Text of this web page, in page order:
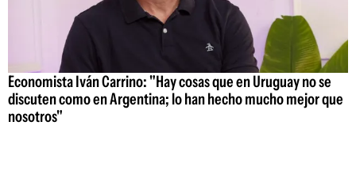
Economista Iván Carrino: "Hay cosas que en Uruguay no se
discuten como en Argentina; lo han hecho mucho mejor que
nosotros"